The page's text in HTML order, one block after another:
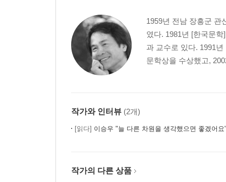
1959년 전남 장흥군 관
였다. 1981년 [한국문
과 교수로 있다. 1991
문학상을 수상했고,
작가와 인터뷰 (2개)
[읽다] 이승우 "늘 다른 차원을 생각했으면 좋겠어요
작가의 다른 상품